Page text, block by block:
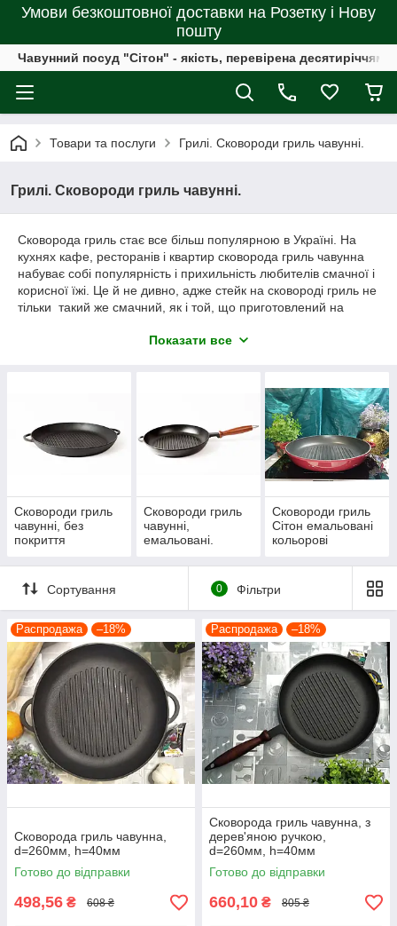
Умови безкоштовної доставки на Розетку і Нову
пошту
Чавунний посуд "Сітон" - якість, перевірена десятиріччями
Товари та послуги Грилі. Сковороди гриль чавунні.
Грилі. Сковороди гриль чавунні.
Сковорода гриль стає все більш популярною в Україні. На
кухнях кафе, ресторанів і квартир сковорода гриль чавунна
набуває собі популярність і прихильність любителів смачної і
корисної їжі. Це й не дивно, адже стейк на сковороді гриль не
тільки такий же смачний, як і той, що приготовлений на
тим, що для приготування на сковороді гриль не потрібно
розпеченої олії. Тому, якщо Ви стежите за здоров'ям,
калоріями і рівнем холестерину, перше, що Вам потрібно
зробити – це придбати чавунну сковороду гриль «Сітон».
Якщо раніше Ви не мали справи з таким посудом і не знаєте,
як смажити на сковороді гриль, допоможе Вам з цим
як правильно вибрати сковороду
грильіщо на ній можна приготувати.
Шановні покупці! Переконливо просимо Вас, при
отриманні Вашого замовлення у відділенні
транспортної компанії, уважно оглядати отриманий
посуд - КОЖНУ ОДИНИЦЮ З ОБОХ СТОРІН, перевіряти її
відділення пошти або, при адресній доставці, - не
відпускаючи кур'єра!Детальніше
Показати все
Сковороди гриль
чавунні, без
покриття
Сковороди гриль
чавунні,
емальовані.
Сковороди гриль
Сітон емальовані
кольорові
Сортування 0 Фільтри
Распродажа –18%
Сковорода гриль чавунна,
d=260мм, h=40мм
Готово до відправки
498,56 ₴ 608 ₴
Распродажа –18%
Сковорода гриль чавунна, з
дерев'яною ручкою,
d=260мм, h=40мм
Готово до відправки
660,10 ₴ 805 ₴